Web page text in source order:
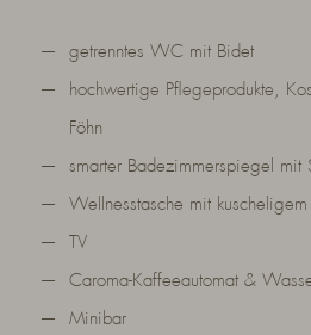
getrenntes WC mit Bidet
hochwertige Pflegeprodukte,
Föhn
smarter Badezimmerspiegel mit
Wellnesstasche mit kuscheligem
TV
Caroma-Kaffeeautomat &
Minibar